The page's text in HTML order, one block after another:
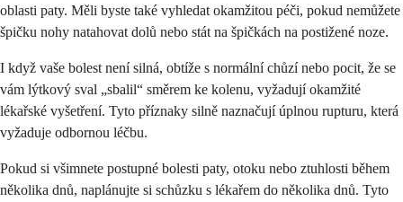
oblasti paty. Měli byste také vyhledat okamžitou péči, pokud nemůžete
špičku nohy natahovat dolů nebo stát na špičkách na postižené noze.
I když vaše bolest není silná, obtíže s normální chůzí nebo pocit, že se
vám lýtkový sval „sbalil“ směrem ke kolenu, vyžadují okamžité
lékařské vyšetření. Tyto příznaky silně naznačují úplnou rupturu, která
vyžaduje odbornou léčbu.
Pokud si všimnete postupné bolesti paty, otoku nebo ztuhlosti během
několika dnů, naplánujte si schůzku s lékařem do několika dnů. Tyto